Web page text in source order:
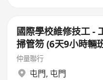
國際學校維修技工 -
掃管笏 (6天9小時輛
$25,000
仲量聯行
屯門, 屯門